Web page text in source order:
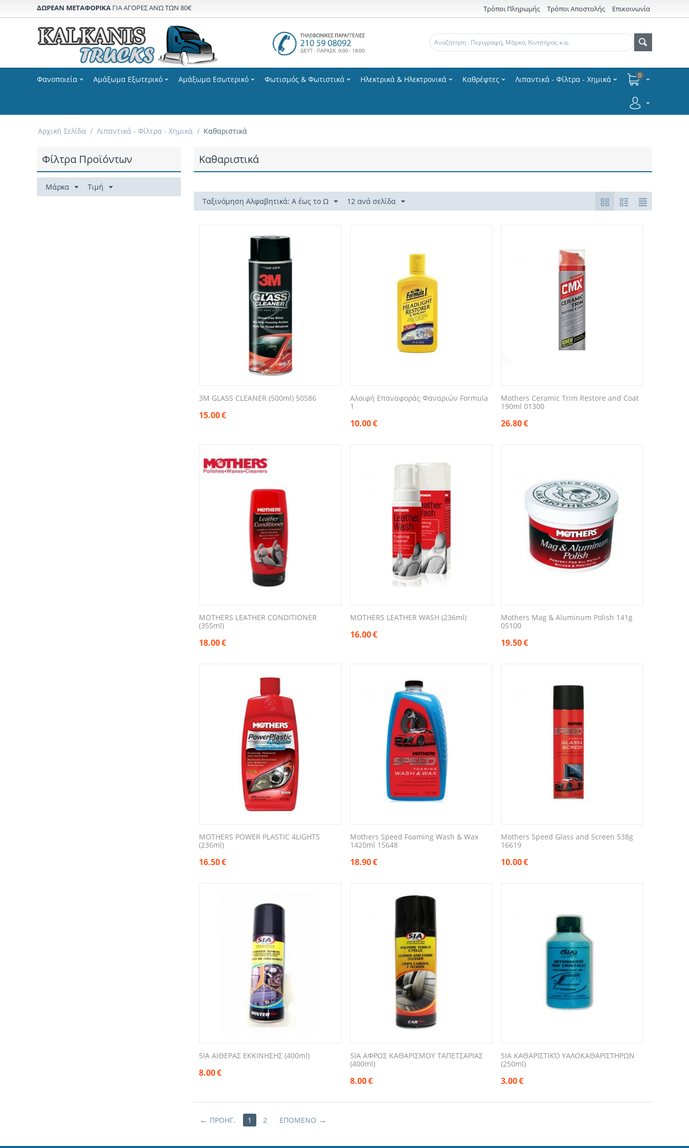
ΔΩΡΕΑΝ ΜΕΤΑΦΟΡΙΚΑ ΓΙΑ ΑΓΟΡΕΣ ΑΝΩ ΤΩΝ 80€ Τρόποι Πληρωμής Τρόποι Αποστολής Επικοινωνία
Φανοποιεία Αμάξωμα Εξωτερικό Αμάξωμα Εσωτερικό Φωτισμός & Φωτιστικά Ηλεκτρικά & Ηλεκτρονικά Καθρέφτες Λιπαντικά - Φίλτρα - Χημικά 0
Αρχική Σελίδα / Λιπαντικά - Φίλτρα - Χημικά / Καθαριστικά
Φίλτρα Προϊόντων
Μάρκα Τιμή
Καθαριστικά
Ταξινόμηση Αλφαβητικά: Α έως το Ω 12 ανά σελίδα
3M GLASS CLEANER (500ml) 50586
15.00€
Aλοιφή Επαναφοράς Φαναριών Formula
1
10.00€
Mothers Ceramic Trim Restore and Coat
190ml 01300
26.80€
MOTHERS LEATHER CONDITIONER
(355ml)
18.00€
MOTHERS LEATHER WASH (236ml)
16.00€
Mothers Mag & Aluminum Polish 141g
05100
19.50€
MOTHERS POWER PLASTIC 4LIGHTS
(236ml)
16.50€
Mothers Speed Foaming Wash & Wax
1420ml 15648
18.90€
Mothers Speed Glass and Screen 538g
16619
10.00€
SIA ΑΙΘΕΡΑΣ ΕΚΚΙΝΗΣΗΣ (400ml)
8.00€
SIA ΑΦΡΟΣ ΚΑΘΑΡΙΣΜΟΥ ΤΑΠΕΤΣΑΡΙΑΣ
(400ml)
8.00€
SIA ΚΑΘΑΡΙΣΤΙΚΌ ΥΑΛΟΚΑΘΑΡΙΣΤΗΡΩΝ
(250ml)
3.00€
ΠΡΟΗΓ. 1 2 ΕΠΌΜΕΝΟ